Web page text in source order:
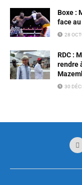
Boxe :
face
28
RDC :
rendre
30